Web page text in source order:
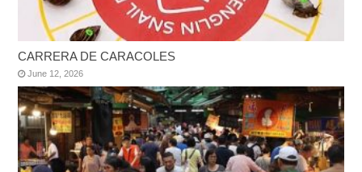
CARRERA DE CARACOLES
June 12, 2026